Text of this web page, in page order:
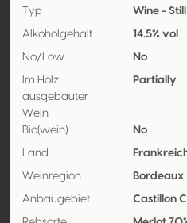
Typ Wine - Still
Alkoholgehalt 14.5% vol
No/Low No
Im Holz
ausgebauter
Wein
Partially
Bio(wein) No
Land
Weinregion Bordeaux
Anbaugebiet Castillon